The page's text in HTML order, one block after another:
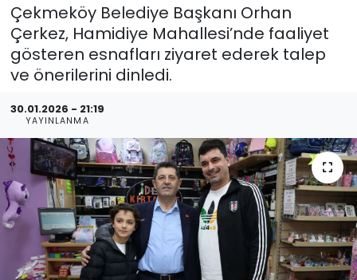
Çekmeköy Belediye Başkanı Orhan
Çerkez, Hamidiye Mahallesi’nde faaliyet
gösteren esnafları ziyaret ederek talep
ve önerilerini dinledi.
30.01.2026 - 21:19
YAYINLANMA
Haber Arşivi